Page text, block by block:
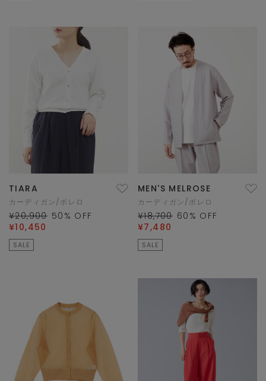
TIARA
カーディガン/ボレロ
¥20,900 50 % OFF
¥10,450
SALE
MEN'S MELROSE
カーディガン/ボレロ
¥18,700 60 % OFF
¥7,480
SALE